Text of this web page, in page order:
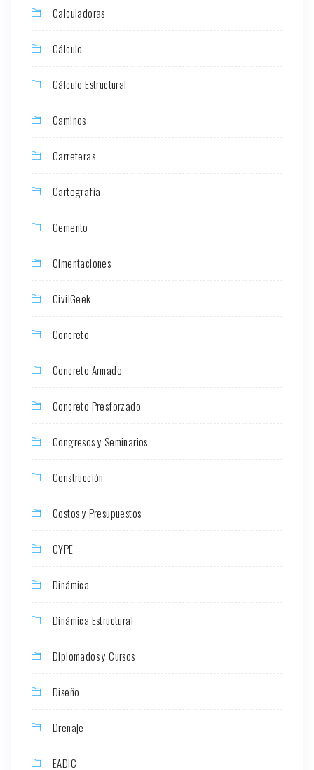
Calculadoras
Cálculo
Cálculo Estructural
Caminos
Carreteras
Cartografía
Cemento
Cimentaciones
CivilGeek
Concreto
Concreto Armado
Concreto Presforzado
Congresos y Seminarios
Construcción
Costos y Presupuestos
CYPE
Dinámica
Dinámica Estructural
Diplomados y Cursos
Diseño
Drenaje
EADIC